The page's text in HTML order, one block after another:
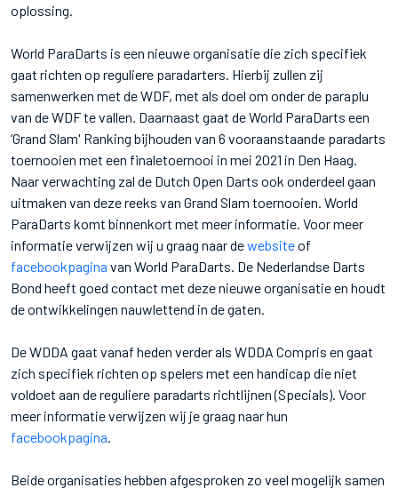
oplossing.
World ParaDarts is een nieuwe organisatie die zich specifiek
gaat richten op reguliere paradarters. Hierbij zullen zij
samenwerken met de WDF, met als doel om onder de paraplu
van de WDF te vallen. Daarnaast gaat de World ParaDarts een
‘Grand Slam' Ranking bijhouden van 6 vooraanstaande paradarts
toernooien met een finaletoernooi in mei 2021 in Den Haag.
Naar verwachting zal de Dutch Open Darts ook onderdeel gaan
uitmaken van deze reeks van Grand Slam toernooien. World
ParaDarts komt binnenkort met meer informatie. Voor meer
informatie verwijzen wij u graag naar dewebsiteof
facebookpagina van World ParaDarts. De Nederlandse Darts
Bond heeft goed contact met deze nieuwe organisatie en houdt
de ontwikkelingen nauwlettend in de gaten.
De WDDA gaat vanaf heden verder als WDDA Compris en gaat
zich specifiek richten op spelers met een handicap die niet
voldoet aan de reguliere paradarts richtlijnen (Specials). Voor
meer informatie verwijzen wij je graag naar hun
facebookpagina
Beide organisaties hebben afgesproken zo veel mogelijk samen